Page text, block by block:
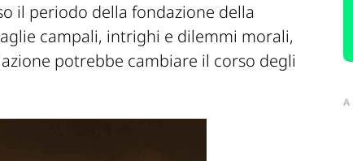
il periodo della fondazione della
campali, intrighi e dilemmi morali,
potrebbe cambiare il corso degli